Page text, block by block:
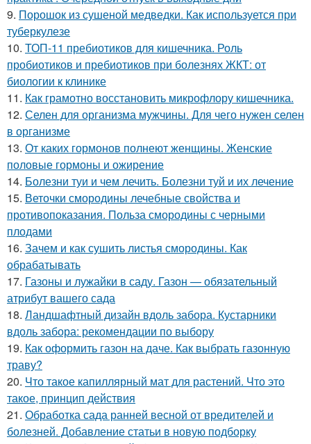
9. Порошок из сушеной медведки. Как используется при
туберкулезе
10. ТОП-11 пребиотиков для кишечника. Роль
пробиотиков и пребиотиков при болезнях ЖКТ: от
биологии к клинике
11. Как грамотно восстановить микрофлору кишечника.
12. Селен для организма мужчины. Для чего нужен селен
в организме
13. От каких гормонов полнеют женщины. Женские
половые гормоны и ожирение
14. Болезни туи и чем лечить. Болезни туй и их лечение
15. Веточки смородины лечебные свойства и
противопоказания. Польза смородины с черными
плодами
16. Зачем и как сушить листья смородины. Как
обрабатывать
17. Газоны и лужайки в саду. Газон — обязательный
атрибут вашего сада
18. Ландшафтный дизайн вдоль забора. Кустарники
вдоль забора: рекомендации по выбору
19. Как оформить газон на даче. Как выбрать газонную
траву?
20. Что такое капиллярный мат для растений. Что это
такое, принцип действия
21. Обработка сада ранней весной от вредителей и
болезней. Добавление статьи в новую подборку